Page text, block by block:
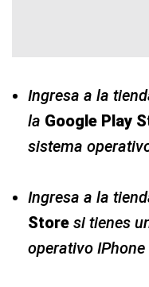
Ingresa a la
la Google Play
sistema
Ingresa a la
Store si tienes
operativo IPhone